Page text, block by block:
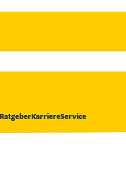
RatgeberKarriereService